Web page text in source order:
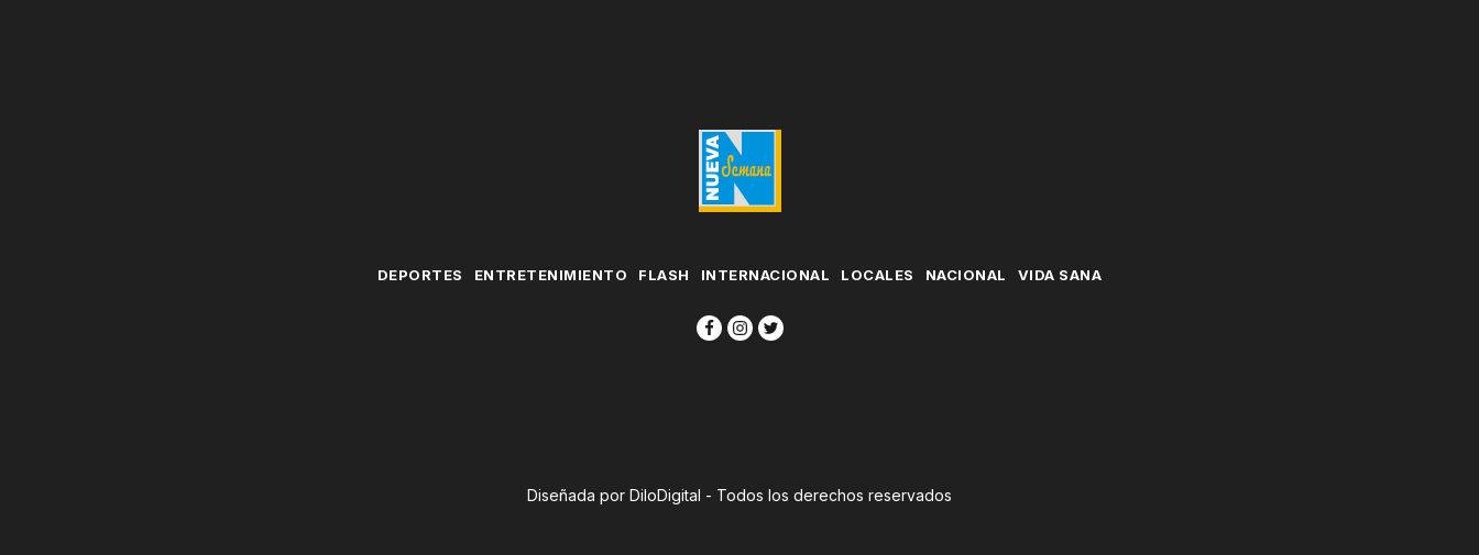
DEPORTES ENTRETENIMIENTO FLASH INTERNACIONAL LOCALES NACIONAL VIDA SANA
Diseñada por DiloDigital - Todos los derechos reservados